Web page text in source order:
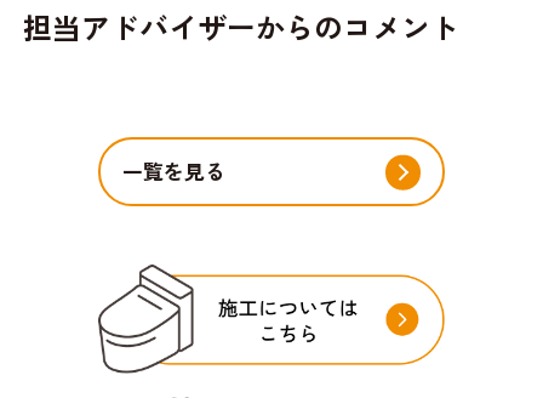
担当アドバイザーからのコメント
一覧を見る